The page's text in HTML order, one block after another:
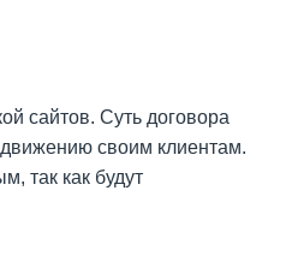
сайтов. Суть договора
своим клиентам.
так как будут